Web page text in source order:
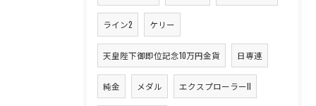
ライン2 ケリー
天皇陛下御即位記念10万円金貨 日専連
純金 メダル エクスプローラーII